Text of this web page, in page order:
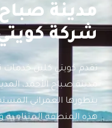
مدينة
شركة
تقدم كويتي كلين
مدينة صباح الأحمد،
بتطورها العمراني
هذه المنطقة